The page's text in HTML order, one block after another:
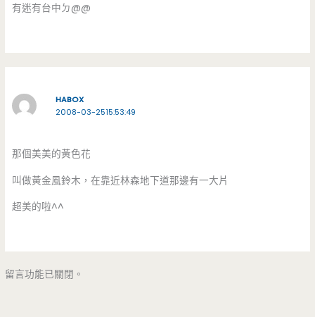
有迷有台中ㄉ@@
HABOX
2008-03-2515:53:49
那個美美的黃色花
叫做黃金風鈴木，在靠近林森地下道那邊有一大片
超美的啦^^
留言功能已關閉。